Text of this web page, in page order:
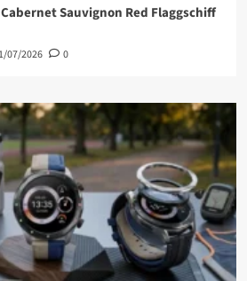
Sauvignon Red Flaggschiff
07/2026 0